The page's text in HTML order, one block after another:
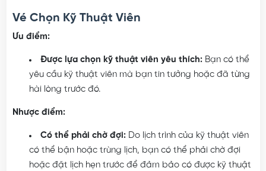
Vé Chọn Kỹ Thuật Viên
Ưu điểm:
Được lựa chọn kỹ thuật viên yêu thích:Bạn có thể
yêu cầu kỹ thuật viên mà bạn tin tưởng hoặc đã từng
hài lòng trước đó.
Nhược điểm:
Có thể phải chờ đợi:Do lịch trình của kỹ thuật viên
có thể bận hoặc trùng lịch, bạn có thể phải chờ đợi
hoặc đặt lịch hẹn trước để đảm bảo có được kỹ thuật